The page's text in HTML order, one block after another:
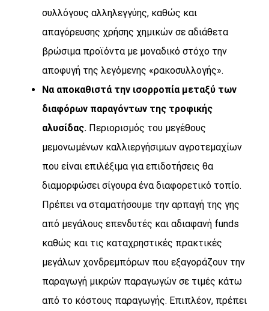
συλλόγους αλληλεγγύης, καθώς και
απαγόρευσης χρήσης χημικών σε αδιάθετα
βρώσιμα προϊόντα με μοναδικό στόχο την
αποφυγή της λεγόμενης «ρακοσυλλογής».
Να αποκαθιστά την ισορροπία μεταξύ των
διαφόρων παραγόντων της τροφικής
αλυσίδας. Περιορισμός του μεγέθους
μεμονωμένων καλλιεργήσιμων αγροτεμαχίων
που είναι επιλέξιμα για επιδοτήσεις θα
διαμορφώσει σίγουρα ένα διαφορετικό τοπίο.
Πρέπει να σταματήσουμε την αρπαγή της γης
από μεγάλους επενδυτές και αδιαφανή funds
καθώς και τις καταχρηστικές πρακτικές
μεγάλων χονδρεμπόρων που εξαγοράζουν την
παραγωγή μικρών παραγωγών σε τιμές κάτω
από το κόστους παραγωγής. Επιπλέον, πρέπει